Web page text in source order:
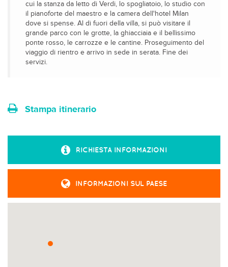
cui la stanza da letto di Verdi, lo spogliatoio, lo studio con
il pianoforte del maestro e la camera dell'hotel Milan
dove si spense. Al di fuori della villa, si può visitare il
grande parco con le grotte, la ghiacciaia e il bellissimo
ponte rosso, le carrozze e le cantine. Proseguimento del
viaggio di rientro e arrivo in sede in serata. Fine dei
servizi.
Stampa itinerario
RICHIESTA INFORMAZIONI
INFORMAZIONI SUL PAESE